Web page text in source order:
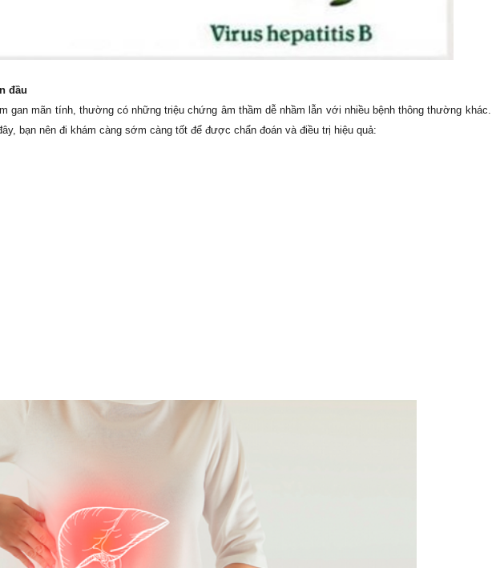
đầu
gan mãn tính, thường có những triệu chứng âm thầm dễ nhầm lẫn với nhiều bệnh thông thường khác.
bạn nên đi khám càng sớm càng tốt để được chẩn đoán và điều trị hiệu quả: